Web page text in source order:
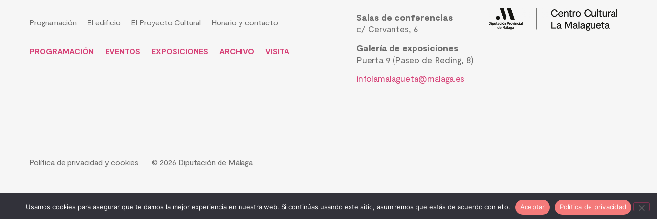
Programación El edificio El Proyecto Cultural Horario y contacto
PROGRAMACIÓN EVENTOS EXPOSICIONES ARCHIVO VISITA
Salas de conferencias
c/ Cervantes, 6
Galería de exposiciones
Puerta 9 (Paseo de Reding, 8)
infolamalagueta@malaga.es
Política de privacidad y cookies © 2026 Diputación de Málaga
Usamos cookies para asegurar que te damos la mejor experiencia en nuestra web. Si continúas usando este sitio, asumiremos que estás de acuerdo con ello. Aceptar Política de privacidad